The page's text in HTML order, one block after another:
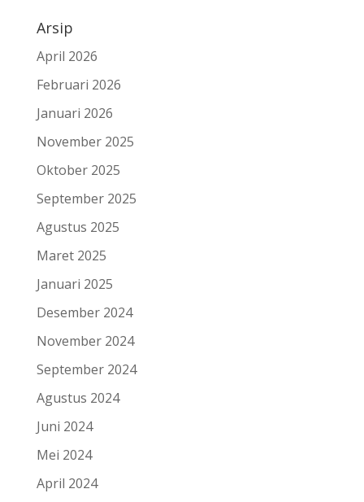
Arsip
April 2026
Februari 2026
Januari 2026
November 2025
Oktober 2025
September 2025
Agustus 2025
Maret 2025
Januari 2025
Desember 2024
November 2024
September 2024
Agustus 2024
Juni 2024
Mei 2024
April 2024